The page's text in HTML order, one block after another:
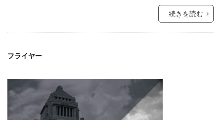
続きを読む
フライヤー